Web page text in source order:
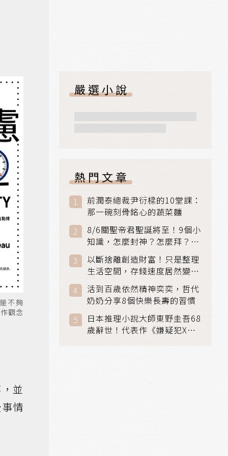
不夠
觀念
並
情
嚴選小說
熱門文章
前潤泰總裁尹衍樑的10堂課：
那一碗刻骨銘心的蔬菜麵
8/6關聖帝君聖誕將至！9個小
知識，怎麼封神？怎麼拜？該
拜哪個關帝？
以斷捨離創造財富！只是整理
生活空間，存錢速度居然變快
了
活到百歲依然精神奕奕，哲代
奶奶分享8個快樂長壽的習慣
日本推理小說大師東野圭吾68
歲辭世！代表作《嫌疑犯X的